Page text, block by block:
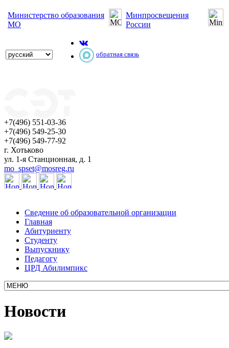
Министерство образования
МО
Минпросвещения
России
обратная связь
+7(496) 551-03-36
+7(496) 549-25-30
+7(496) 549-77-92
г. Хотьково
ул. 1-я Станционная, д. 1
mo_spset@mosreg.ru
Сведение об образовательной организации
Главная
Абитуриенту
Студенту
Выпускнику
Педагогу
ЦРД Абилимпикс
Новости